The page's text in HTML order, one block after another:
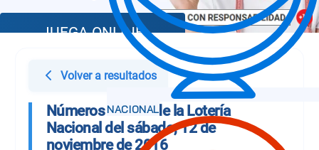
Volver a resultados
Números Sorteo de la Lotería
Nacional del sábado, 12 de
noviembre de 2016
JUEGA ONLINE